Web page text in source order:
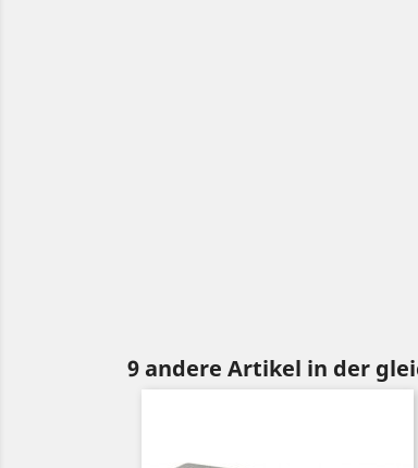
9 andere Artikel in der